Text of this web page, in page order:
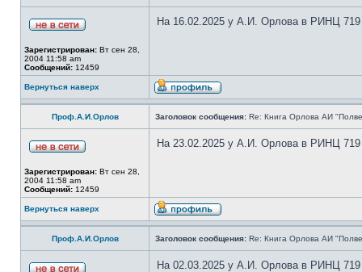
Зарегистрирован: Вт сен 28,
2004 11:58 am
Сообщений: 12459
На 16.02.2025 у А.И. Орлова в РИНЦ 719
Вернуться наверх
Проф.А.И.Орлов Заголовок сообщения: Re: Книга Орлова АИ
Зарегистрирован: Вт сен 28,
2004 11:58 am
Сообщений: 12459
На 23.02.2025 у А.И. Орлова в РИНЦ 719
Вернуться наверх
Проф.А.И.Орлов Заголовок сообщения: Re: Книга Орлова АИ
На 02.03.2025 у А.И. Орлова в РИНЦ 719